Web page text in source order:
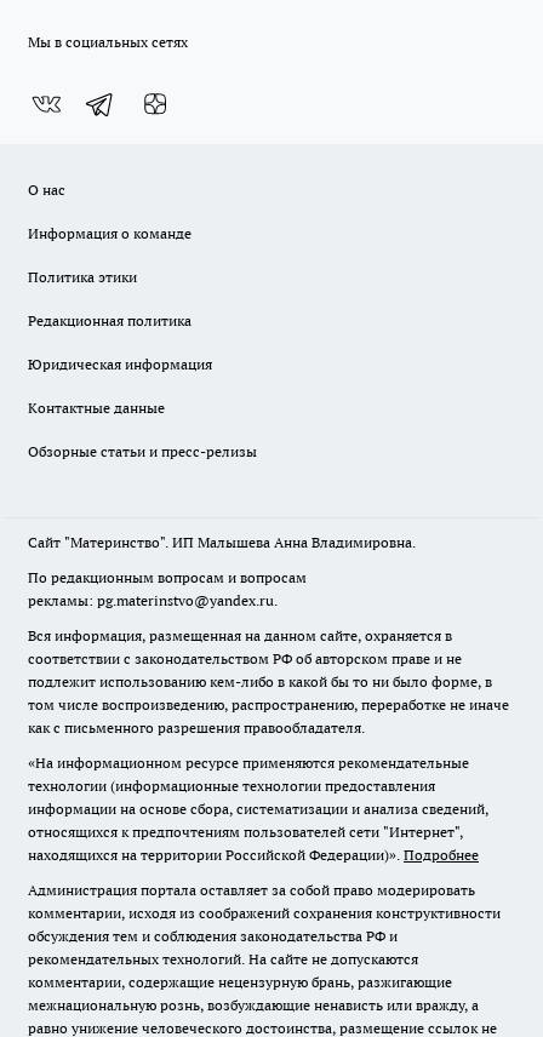
Мы в социальных сетях
О нас
Информация о команде
Политика этики
Редакционная политика
Юридическая информация
Контактные данные
Обзорные статьи и пресс-релизы
Сайт "Материнство". ИП Малышева Анна Владимировна.
По редакционным вопросам и вопросам
рекламы: pg.materinstvo@yandex.ru.
Вся информация, размещенная на данном сайте, охраняется в
соответствии с законодательством РФ об авторском праве и не
подлежит использованию кем-либо в какой бы то ни было форме, в
том числе воспроизведению, распространению, переработке не иначе
как с письменного разрешения правообладателя.
«На информационном ресурсе применяются рекомендательные
технологии (информационные технологии предоставления
информации на основе сбора, систематизации и анализа сведений,
относящихся к предпочтениям пользователей сети "Интернет",
находящихся на территории Российской Федерации)». Подробнее
Администрация портала оставляет за собой право модерировать
комментарии, исходя из соображений сохранения конструктивности
обсуждения тем и соблюдения законодательства РФ и
рекомендательных технологий. На сайте не допускаются
комментарии, содержащие нецензурную брань, разжигающие
межнациональную рознь, возбуждающие ненависть или вражду, а
равно унижение человеческого достоинства, размещение ссылок не